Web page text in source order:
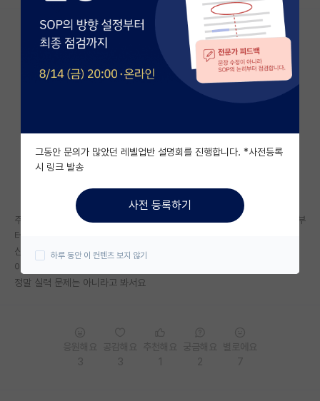
커뮤니티 홈
전체글보기
베스트 게시판
자유 게시판(아무개랩)
미국 유학 게시판
미국 대학원 합격 후기 게시판
대학원생 모집 게시판
연구실(PI) 홍보 게시판
주변 연구실 홈페이지 들어가서 실적을 보면 이젠 보여요 누가 교수님으로부
터 따돌림 당하는 역할인지.
신입생들이 들어와도 보여요. 아 저 기수에선 쟤가 타겟이구나.
이거 왜 왕따 한명을 꼭 두는거죠?
정말 실력 문제는 아니라고 봐서요
그동안 문의가 많았던 레벨업반 설명회를 진행합니다. *사전등록
시 링크 발송
사전 등록하기
하루 동안 이 컨텐츠 보지 않기